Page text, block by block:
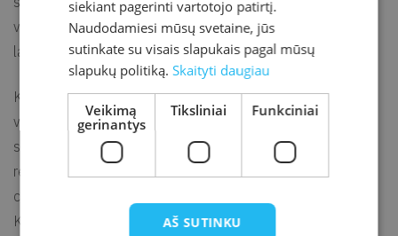
vartotojams prieinamumą, patirtis ir iššūkius karantino
laikotarpiu.
Knygų mugės lankytojai galės užsukti į parodas, jaunimo,
vaikų, muzikos, edukacinę, istorinės tematikos erdves, vyks
skaitymų, performatyvios poezijos vakarai, priešstartiniai
renginiai Kultūros fabrike, Klaipėdos kultūros komunikacijų
centro Parodų rūmuose, Klaipėdos Dramos teatre,
Klaipėdos universiteto botanikos sode bei naujoje barų
siekiant pagerinti vartotojo patirtį.
Naudodamiesi mūsų svetaine, jūs
sutinkate su visais slapukais pagal mūsų
slapukų politiką.Skaityti daugiau
Veikimą
gerinantys
Tiksliniai Funkciniai
AŠ SUTINKU